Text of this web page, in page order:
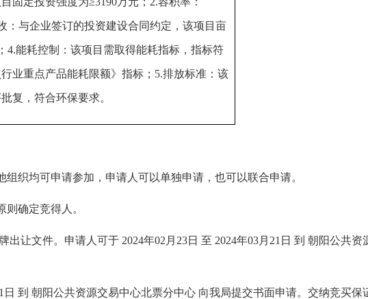
：与企业签订的投资建设合同约定，该项目亩
4.能耗控制：该项目需取得能耗指标，指标符
业重点产品能耗限额》指标；5.排放标准：该
复，符合环保要求。
织均可申请参加，申请人可以单独申请，也可以联合申请。
确定竞得人。
让文件。申请人可于 2024年02月23日 至 2024年03月21日 到 朝阳公共
日 到 朝阳公共资源交易中心北票分中心 向我局提交书面申请。交纳竞买保